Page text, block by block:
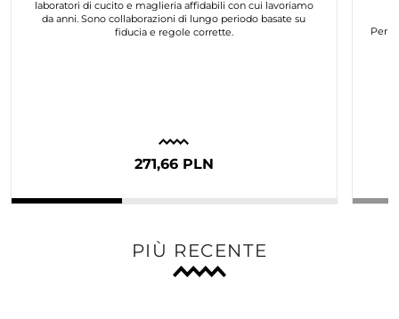
laboratori di cucito e maglieria affidabili con cui lavoriamo
da anni. Sono collaborazioni di lungo periodo basate su
fiducia e regole corrette.
271,66 PLN
Per
PIÙ RECENTE